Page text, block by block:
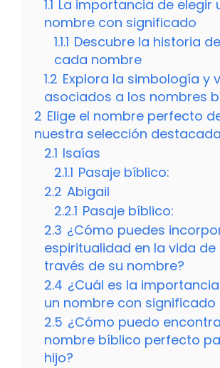
1.1 La importancia de elegir
nombre con significado
1.1.1 Descubre la historia
cada nombre
1.2 Explora la simbología y
asociados a los nombres
2 Elige el nombre perfecto
nuestra selección destacada
2.1 Isaías
2.1.1 Pasaje bíblico:
2.2 Abigail
2.2.1 Pasaje bíblico:
2.3 ¿Cómo puedes
espiritualidad en la vida de
través de su nombre?
2.4 ¿Cuál es la
un nombre con significado
2.5 ¿Cómo puedo
nombre bíblico perfecto
hijo?